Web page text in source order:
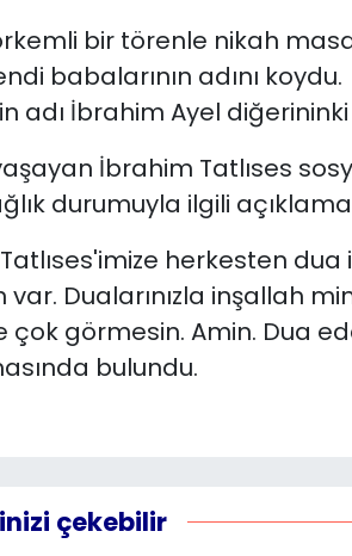
bir törenle nikah
babalarının adını koydu.
adı İbrahim Ayel
İbrahim Tatlıses
durumuyla ilgili
Tatlıses'imize herkesten
Dualarınızla inşallah
çok görmesin. Amin. Dua
bulundu.
çekebilir